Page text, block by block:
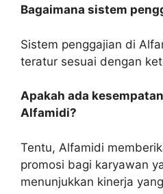
Bagaimana sistem
Sistem penggajian di
teratur sesuai dengan
Apakah ada
Alfamidi?
Tentu, Alfamidi
promosi bagi karyawan
menunjukkan kinerja